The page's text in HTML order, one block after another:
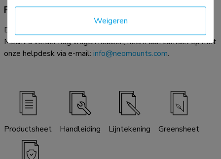
Productdocumentatie
Download de beschikbare productdocumentatie hieronder.
Mocht u verder nog vragen hebben, neem dan contact op met
onze helpdesk via e-mail: info@neomounts.com.
Productsheet Handleiding Lijntekening Greensheet
Weigeren